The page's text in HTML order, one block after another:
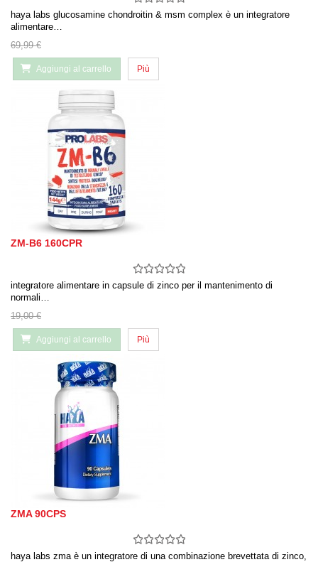
haya labs glucosamine chondroitin & msm complex è un integratore
alimentare…
69,99 €
Aggiungi al carrello Più
ZM-B6 160CPR
integratore alimentare in capsule di zinco per il mantenimento di
normali…
19,00 €
Aggiungi al carrello Più
ZMA 90CPS
haya labs zma è un integratore di una combinazione brevettata di zinco,